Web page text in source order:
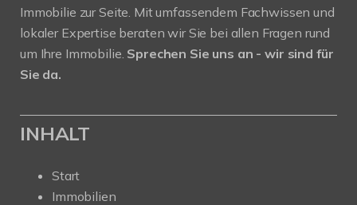
Immobilie zur Seite. Mit umfassendem Fachwissen und
lokaler Expertise beraten wir Sie bei allen Fragen rund
um Ihre Immobilie. Sprechen Sie uns an - wir sind für
Sie da.
INHALT
Start
Immobilien